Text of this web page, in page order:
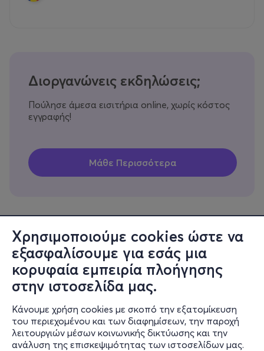
Χρησιμοποιούμε cookies ώστε να
εξασφαλίσουμε για εσάς μια
κορυφαία εμπειρία πλοήγησης
στην ιστοσελίδα μας.
Κάνουμε χρήση cookies με σκοπό την εξατομίκευση
του περιεχομένου και των διαφημίσεων, την παροχή
λειτουργιών μέσων κοινωνικής δικτύωσης και την
ανάλυση της επισκεψιμότητας των ιστοσελίδων μας.
Διοργανώνεις εκδηλώσεις;
Πούλησε άμεσα εισιτήρια online, χωρίς κόστος
εγγραφής!
Πληροφορίες
Υποστήριξη
Stay Connected